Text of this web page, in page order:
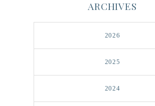
ARCHIVES
2026
2025
2024